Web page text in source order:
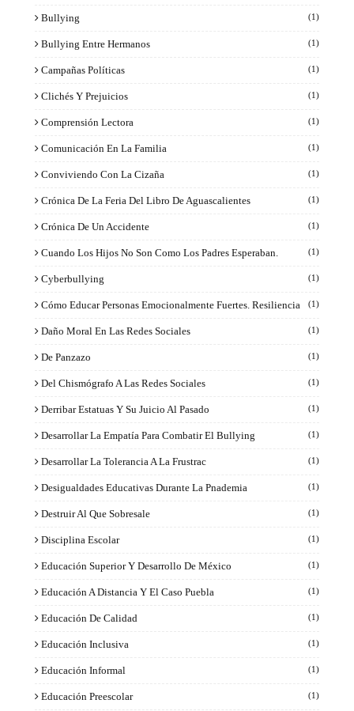
Bullying (1)
Bullying Entre Hermanos (1)
Campañas Políticas (1)
Clichés Y Prejuicios (1)
Comprensión Lectora (1)
Comunicación En La Familia (1)
Conviviendo Con La Cizaña (1)
Crónica De La Feria Del Libro De Aguascalientes (1)
Crónica De Un Accidente (1)
Cuando Los Hijos No Son Como Los Padres Esperaban. (1)
Cyberbullying (1)
Cómo Educar Personas Emocionalmente Fuertes. Resiliencia (1)
Daño Moral En Las Redes Sociales (1)
De Panzazo (1)
Del Chismógrafo A Las Redes Sociales (1)
Derribar Estatuas Y Su Juicio Al Pasado (1)
Desarrollar La Empatía Para Combatir El Bullying (1)
Desarrollar La Tolerancia A La Frustrac (1)
Desigualdades Educativas Durante La Pnademia (1)
Destruir Al Que Sobresale (1)
Disciplina Escolar (1)
Educación Superior Y Desarrollo De México (1)
Educación A Distancia Y El Caso Puebla (1)
Educación De Calidad (1)
Educación Inclusiva (1)
Educación Informal (1)
Educación Preescolar (1)